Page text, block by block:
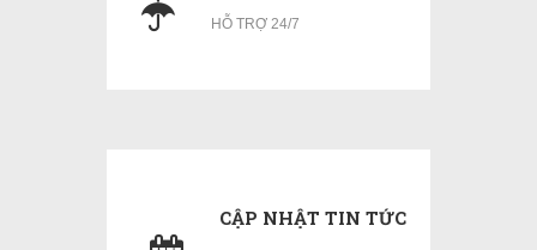
HỖ TRỢ 24/7
CẬP NHẬT TIN TỨC